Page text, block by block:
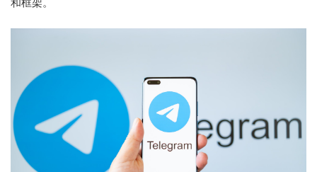
和框架。